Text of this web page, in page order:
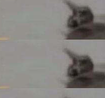
作者本身
略配售对
中，Dee
次传递同
会拒绝包
票中获得